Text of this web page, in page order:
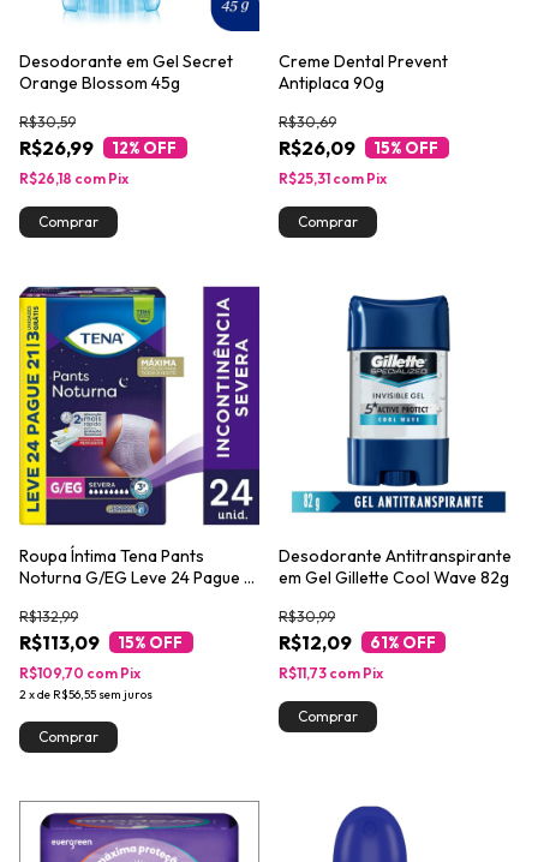
Desodorante em Gel Secret
Orange Blossom 45g
R$26,99
R$30,59
12% OFF
R$26,18 com Pix
Creme Dental Prevent
Antiplaca 90g
R$26,09
R$30,69
15% OFF
R$25,31 com Pix
Roupa Íntima Tena Pants
Noturna G/EG Leve 24 Pague 21
R$113,09
R$132,99
15% OFF
2xde R$56,55 sem juros
R$109,70 com Pix
Desodorante Antitranspirante
em Gel Gillette Cool Wave 82g
R$12,09
R$30,99
61% OFF
R$11,73 com Pix